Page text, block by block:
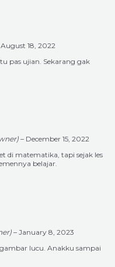
August 18, 2022
pas ujian. Sekarang gak
– December 15, 2022
di matematika, tapi sejak les
belajar.
– January 8, 2023
lucu. Anakku sampai